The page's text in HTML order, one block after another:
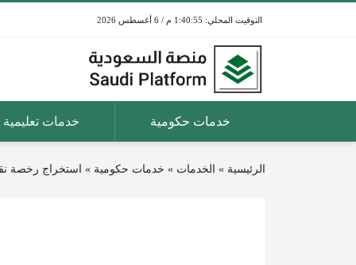
1:40:55 م / 6 أغسطس 2026
خدمات حكومية خدمات تعليمية
الرئيسية » الخدمات » خدمات حكومية » استخراج رخصة